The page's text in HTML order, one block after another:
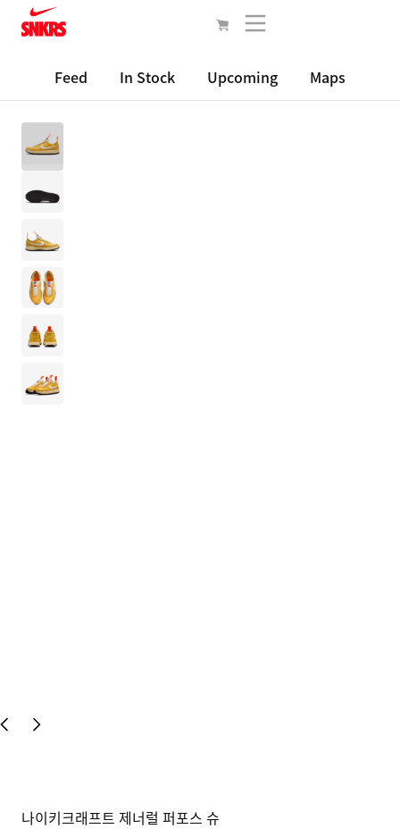
Feed In Stock Upcoming Maps
나이키크래프트 제너럴 퍼포스 슈